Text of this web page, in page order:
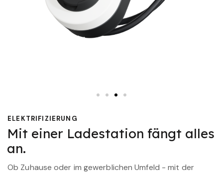
ELEKTRIFIZIERUNG
Mit einer Ladestation fängt alles
an.
Ob Zuhause oder im gewerblichen Umfeld - mit der